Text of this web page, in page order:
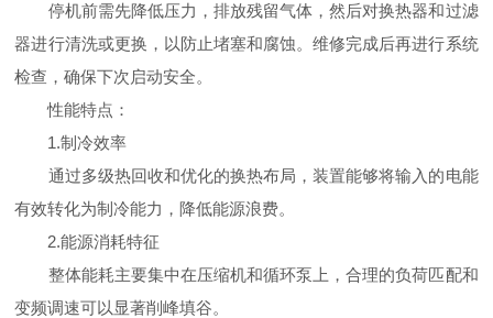
停机前需先降低压力，排放残留气体，然后对换热器和过滤
器进行清洗或更换，以防止堵塞和腐蚀。维修完成后再进行系统
检查，确保下次启动安全。
性能特点：
1.制冷效率
通过多级热回收和优化的换热布局，装置能够将输入的电能
有效转化为制冷能力，降低能源浪费。
2.能源消耗特征
整体能耗主要集中在压缩机和循环泵上，合理的负荷匹配和
变频调速可以显著削峰填谷。